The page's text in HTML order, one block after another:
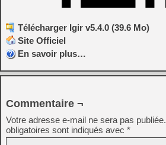
Télécharger Igir v5.4.0 (39.6 Mo)
Site Officiel
En savoir plus…
Commentaire ¬
Votre adresse e-mail ne sera pas publiée.
obligatoires sont indiqués avec *